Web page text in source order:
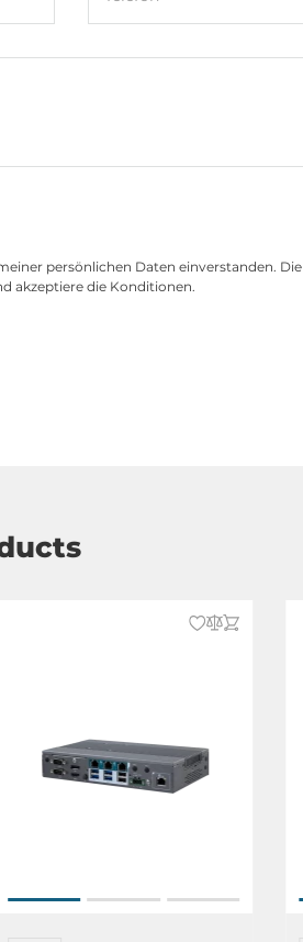
persönlichen Daten einverstanden. Die
akzeptiere die Konditionen.